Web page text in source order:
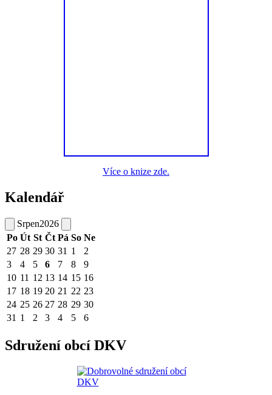
Více o knize zde.
Kalendář
Srpen2026
Po Út St Čt Pá So Ne
27 28 29 30 31 1
2
3
4 5 6 7 8
9
10 11 12 13 14 15 16
17 18 19 20 21 22 23
24 25 26 27 28 29 30
31 1 2 3 4 5 6
Sdružení obcí DKV